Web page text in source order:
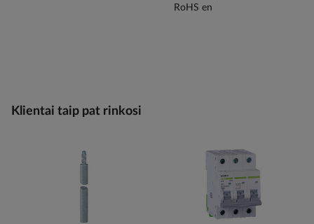
Klientai taip pat rinkosi